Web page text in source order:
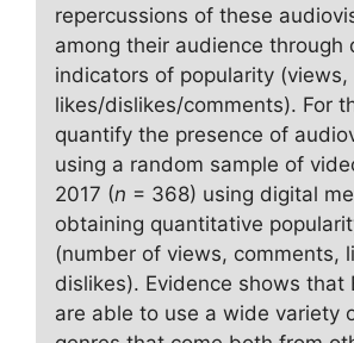
repercussions of these
among their audience through
indicators of popularity (views,
likes/dislikes/comments). For
quantify the presence of
using a random sample of
2017 (n = 368) using digital
obtaining quantitative
(number of views, comments,
dislikes). Evidence shows that
are able to use a wide variety